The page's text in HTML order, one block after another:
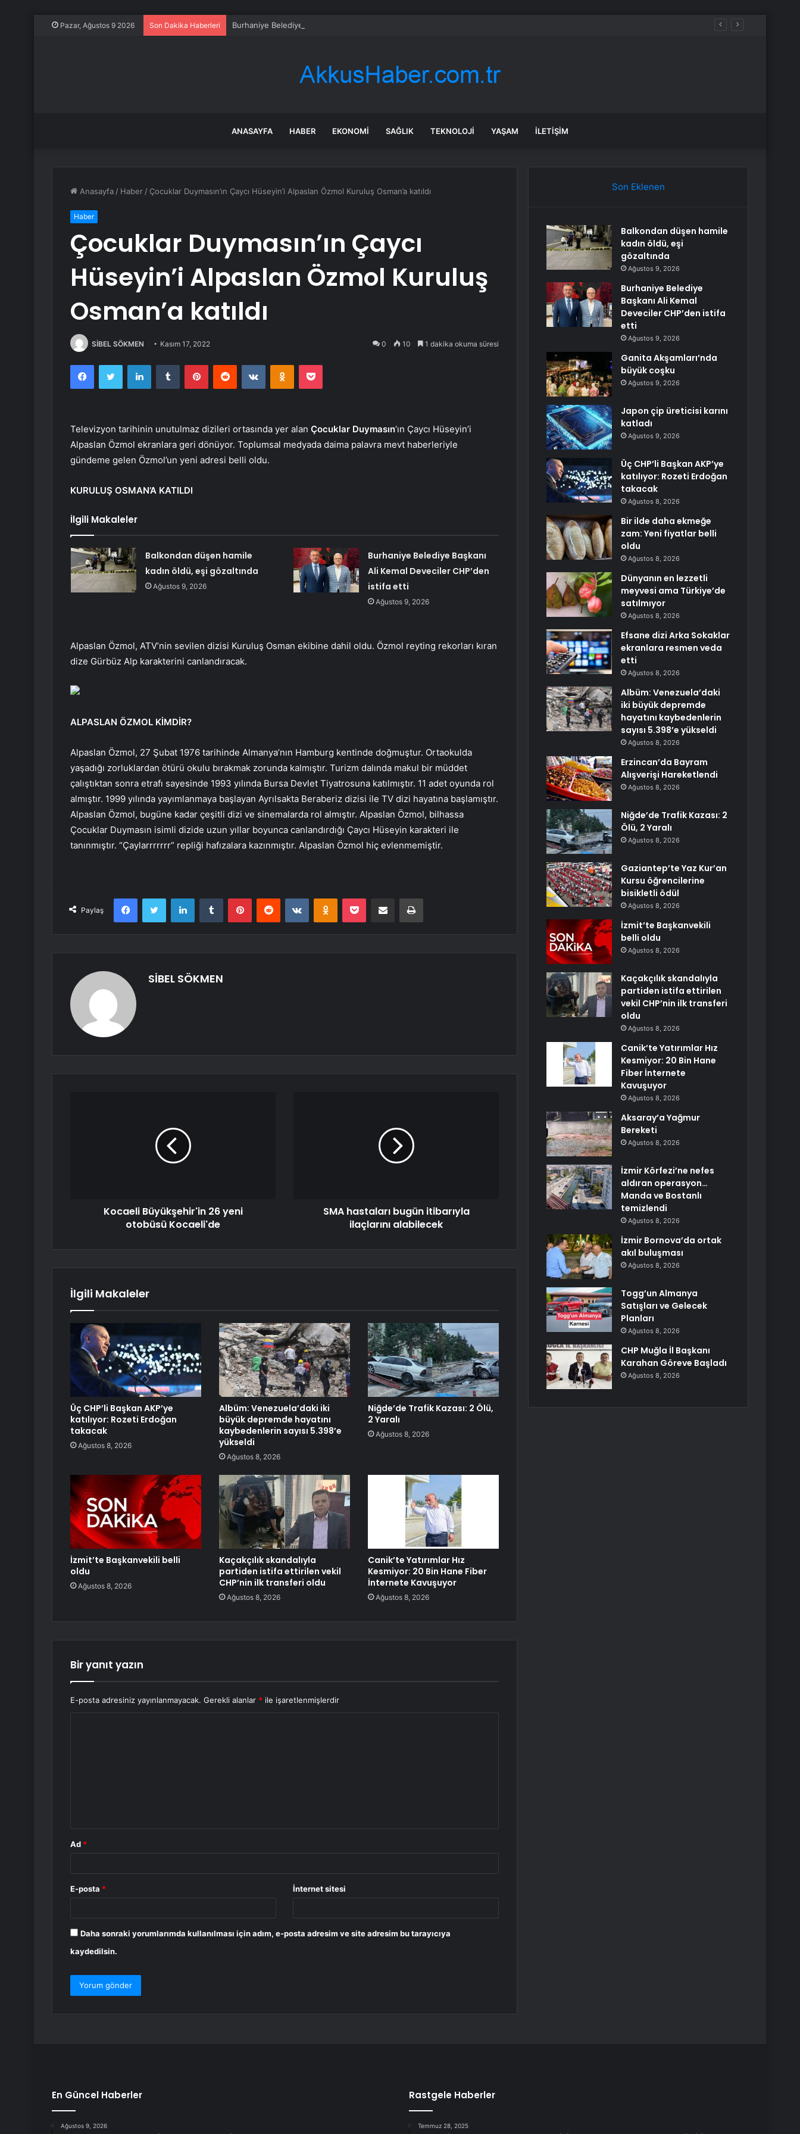
Pazar, Ağustos 9 2026 Son Dakika Haberleri Burhaniye Belediye Başkanı Ali Kemal Deveciler CHP’den istifa etti
ANASAYFA HABER EKONOMI SAĞLIK TEKNOLOJI YAŞAM İLETIŞIM
Anasayfa / Haber / Çocuklar Duymasın’ın Çaycı Hüseyin’i Alpaslan Özmol Kuruluş Osman’a katıldı
Haber
Çocuklar Duymasın’ın Çaycı
Hüseyin’i Alpaslan Özmol Kuruluş
Osman’a katıldı
SİBEL SÖKMEN Kasım 17, 2022 0 10 1 dakika okuma süresi
FacebookTwitter LinkedInTumblr PinterestReddit VKontakteOdnoklassniki
Pocket
Televizyon tarihinin unutulmaz dizileri ortasında yer alan Çocuklar Duymasın‘ın Çaycı Hüseyin’i
Alpaslan Özmol ekranlara geri dönüyor. Toplumsal medyada daima palavra mevt haberleriyle
gündeme gelen Özmol’un yeni adresi belli oldu.
KURULUŞ OSMAN’A KATILDI
İlgili Makaleler
Balkondan düşen hamile
kadın öldü, eşi gözaltında
Ağustos 9, 2026
Burhaniye Belediye Başkanı
Ali Kemal Deveciler CHP’den
istifa etti
Ağustos 9, 2026
Alpaslan Özmol, ATV’nin sevilen dizisi Kuruluş Osman ekibine dahil oldu. Özmol reyting rekorları kıran
dize Gürbüz Alp karakterini canlandıracak.
ALPASLAN ÖZMOL KİMDİR?
Alpaslan Özmol, 27 Şubat 1976 tarihinde Almanya’nın Hamburg kentinde doğmuştur. Ortaokulda
yaşadığı zorluklardan ötürü okulu bırakmak zorunda kalmıştır. Turizm dalında makul bir müddet
çalıştıktan sonra etrafı sayesinde 1993 yılında Bursa Devlet Tiyatrosuna katılmıştır. 11 adet oyunda rol
almıştır. 1999 yılında yayımlanmaya başlayan Ayrılsakta Beraberiz dizisi ile TV dizi hayatına başlamıştır.
Alpaslan Özmol, bugüne kadar çeşitli dizi ve sinemalarda rol almıştır. Alpaslan Özmol, bilhassa
Çocuklar Duymasın isimli dizide uzun yıllar boyunca canlandırdığı Çaycı Hüseyin karakteri ile
tanınmıştır. “Çaylarrrrrrr” repliği hafızalara kazınmıştır. Alpaslan Özmol hiç evlenmemiştir.
Paylaş
FacebookTwitter LinkedInTumblr PinterestReddit VKontakteOdnoklassniki
Pocket E-Posta ile paylaş Yazdır
SİBEL SÖKMEN
Kocaeli Büyükşehir'in 26 yeni
otobüsü Kocaeli'de
SMA hastaları bugün itibarıyla
ilaçlarını alabilecek
İlgili Makaleler
Üç CHP’li Başkan AKP’ye
katılıyor: Rozeti Erdoğan
takacak
Ağustos 8, 2026
Albüm: Venezuela’daki iki
büyük depremde hayatını
kaybedenlerin sayısı 5.398’e
yükseldi
Ağustos 8, 2026
Niğde’de Trafik Kazası: 2 Ölü,
2 Yaralı
Ağustos 8, 2026
İzmit’te Başkanvekili belli
oldu
Ağustos 8, 2026
Kaçakçılık skandalıyla
partiden istifa ettirilen vekil
CHP’nin ilk transferi oldu
Ağustos 8, 2026
Canik’te Yatırımlar Hız
Kesmiyor: 20 Bin Hane Fiber
İnternete Kavuşuyor
Ağustos 8, 2026
Bir yanıt yazın
E-posta adresiniz yayınlanmayacak. Gerekli alanlar * ile işaretlenmişlerdir
Ad *
E-posta * İnternet sitesi
Daha sonraki yorumlarımda kullanılması için adım, e-posta adresim ve site adresim bu tarayıcıya
kaydedilsin.
Son Eklenen
Balkondan düşen hamile
kadın öldü, eşi
gözaltında
Ağustos 9, 2026
Burhaniye Belediye
Başkanı Ali Kemal
Deveciler CHP’den istifa
etti
Ağustos 9, 2026
Ganita Akşamları’nda
büyük coşku
Ağustos 9, 2026
Japon çip üreticisi karını
katladı
Ağustos 9, 2026
Üç CHP’li Başkan AKP’ye
katılıyor: Rozeti Erdoğan
takacak
Ağustos 8, 2026
Bir ilde daha ekmeğe
zam: Yeni fiyatlar belli
oldu
Ağustos 8, 2026
Dünyanın en lezzetli
meyvesi ama Türkiye’de
satılmıyor
Ağustos 8, 2026
Efsane dizi Arka Sokaklar
ekranlara resmen veda
etti
Ağustos 8, 2026
Albüm: Venezuela’daki
iki büyük depremde
hayatını kaybedenlerin
sayısı 5.398’e yükseldi
Ağustos 8, 2026
Erzincan’da Bayram
Alışverişi Hareketlendi
Ağustos 8, 2026
Niğde’de Trafik Kazası: 2
Ölü, 2 Yaralı
Ağustos 8, 2026
Gaziantep’te Yaz Kur’an
Kursu öğrencilerine
bisikletli ödül
Ağustos 8, 2026
İzmit’te Başkanvekili
belli oldu
Ağustos 8, 2026
Kaçakçılık skandalıyla
partiden istifa ettirilen
vekil CHP’nin ilk transferi
oldu
Ağustos 8, 2026
Canik’te Yatırımlar Hız
Kesmiyor: 20 Bin Hane
Fiber İnternete
Kavuşuyor
Ağustos 8, 2026
Aksaray’a Yağmur
Bereketi
Ağustos 8, 2026
İzmir Körfezi’ne nefes
aldıran operasyon…
Manda ve Bostanlı
temizlendi
Ağustos 8, 2026
İzmir Bornova’da ortak
akıl buluşması
Ağustos 8, 2026
Togg’un Almanya
Satışları ve Gelecek
Planları
Ağustos 8, 2026
CHP Muğla İl Başkanı
Karahan Göreve Başladı
Ağustos 8, 2026
En Güncel Haberler
Ağustos 9, 2026
Rastgele Haberler
Temmuz 28, 2025